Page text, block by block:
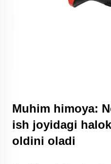
Muhim himoya:
ish joyidagi
oldini oladi